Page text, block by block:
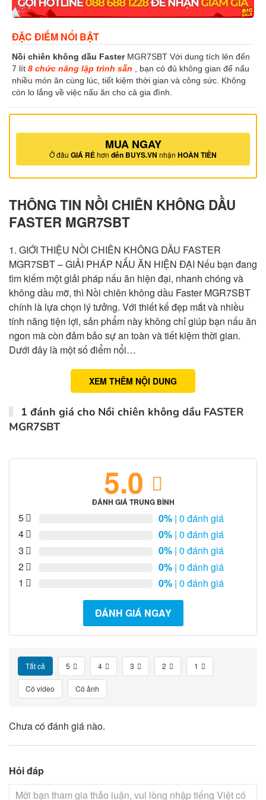
ĐẶC ĐIỂM NỔI BẬT
Nồi chiên không dầu FasterMGR7SBT Với dung tích lên đến
7 lít 8 chức năng lập trình sẵn , bạn có đủ không gian để nấu
nhiều món ăn cùng lúc, tiết kiệm thời gian và công sức. Không
còn lo lắng về việc nấu ăn cho cả gia đình.
MUA NGAY
Ở đâu GIÁ RẺhơn đến BUYS.VN nhận HOÀN TIỀN
THÔNG TIN NỒI CHIÊN KHÔNG DẦU
FASTER MGR7SBT
1. GIỚI THIỆU NỒI CHIÊN KHÔNG DẦU FASTER
MGR7SBT – GIẢI PHÁP NẤU ĂN HIỆN ĐẠI Nếu bạn đang
tìm kiếm một giải pháp nấu ăn hiện đại, nhanh chóng và
không dầu mỡ, thì Nồi chiên không dầu Faster MGR7SBT
chính là lựa chọn lý tưởng. Với thiết kế đẹp mắt và nhiều
tính năng tiện lợi, sản phẩm này không chỉ giúp bạn nấu ăn
ngon mà còn đảm bảo sự an toàn và tiết kiệm thời gian.
Dưới đây là một số điểm nổi…
XEM THÊM NỘI DUNG
1 đánh giá cho Nồi chiên không dầu FASTER
MGR7SBT
5.0
ĐÁNH GIÁ TRUNG BÌNH
5 0% | 0 đánh giá
4
0% | 0 đánh giá
3
0% | 0 đánh giá
2
0% | 0 đánh giá
1
0% | 0 đánh giá
ĐÁNH GIÁ NGAY
Tất cả 5 4 3 2 1
Có video Có ảnh
Chưa có đánh giá nào.
Hỏi đáp